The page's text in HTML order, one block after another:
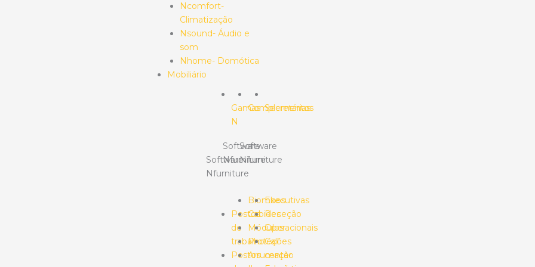
Ncomfort-
Climatização
Nsound- Áudio e
som
Nhome- Domótica
Mobiliário
Gamas
N
Software
Nfurniture
Postos
de
trabalho
Postos
Complementos
Software
Nfurniture
Biombos
Cabides
Módulos
Proteções
Arrumação
Secretárias
Software
Nfurniture
Executivas
Receção
Operacionais
Call
center